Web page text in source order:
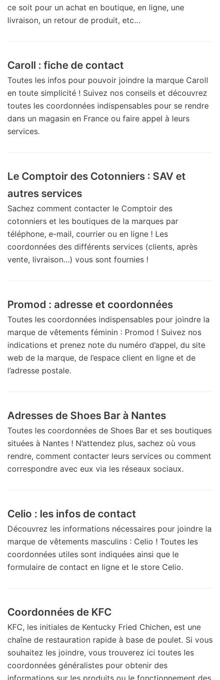
ce soit pour un achat en boutique, en ligne, une
livraison, un retour de produit, etc…
Caroll : fiche de contact
Toutes les infos pour pouvoir joindre la marque Caroll
en toute simplicité ! Suivez nos conseils et découvrez
toutes les coordonnées indispensables pour se rendre
dans un magasin en France ou faire appel à leurs
services.
Le Comptoir des Cotonniers : SAV et
autres services
Sachez comment contacter le Comptoir des
cotonniers et les boutiques de la marques par
téléphone, e-mail, courrier ou en ligne ! Les
coordonnées des différents services (clients, après
vente, livraison…) vous sont fournies !
Promod : adresse et coordonnées
Toutes les coordonnées indispensables pour joindre la
marque de vêtements féminin : Promod ! Suivez nos
indications et prenez note du numéro d’appel, du site
web de la marque, de l’espace client en ligne et de
l’adresse postale.
Adresses de Shoes Bar à Nantes
Toutes les coordonnées de Shoes Bar et ses boutiques
situées à Nantes ! N’attendez plus, sachez où vous
rendre, comment contacter leurs services ou comment
correspondre avec eux via les réseaux sociaux.
Celio : les infos de contact
Découvrez les informations nécessaires pour joindre la
marque de vêtements masculins : Celio ! Toutes les
coordonnées utiles sont indiquées ainsi que le
formulaire de contact en ligne et le store Celio.
Coordonnées de KFC
KFC, les initiales de Kentucky Fried Chichen, est une
chaîne de restauration rapide à base de poulet. Si vous
souhaitez les joindre, vous trouverez ici toutes les
coordonnées généralistes pour obtenir des
informations sur les produits ou le fonctionnement des